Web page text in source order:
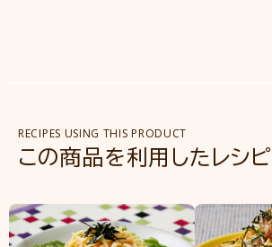
RECIPES USING THIS PRODUCT
この商品を利用したレシピ